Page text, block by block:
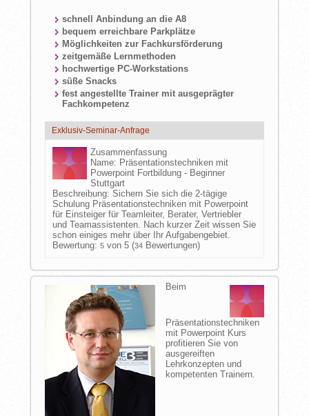
schnell Anbindung an die A8
bequem erreichbare Parkplätze
Möglichkeiten zur Fachkursförderung
zeitgemäße Lernmethoden
hochwertige PC-Workstations
süße Snacks
fest angestellte Trainer mit ausgeprägter
Fachkompetenz
Exklusiv-Seminar-Anfrage
Zusammenfassung
Name: Präsentationstechniken mit
Powerpoint Fortbildung - Beginner
Stuttgart
Beschreibung: Sichern Sie sich die 2-tägige
Schulung Präsentationstechniken mit Powerpoint
für Einsteiger für Teamleiter, Berater, Vertriebler
und Teamassistenten. Nach kurzer Zeit wissen Sie
schon einiges mehr über Ihr Aufgabengebiet.
Bewertung: 5von 5 (34Bewertungen)
Beim
Präsentationstechniken
mit Powerpoint Kurs
profitieren Sie von
ausgereiften
Lehrkonzepten und
kompetenten Trainern.